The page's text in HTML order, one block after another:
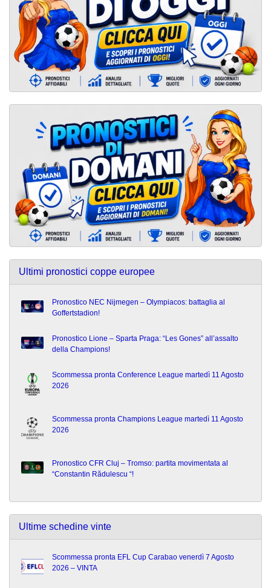
Ultimi pronostici coppe europee
Pronostico NEC Nijmegen – Olympiacos: battaglia al
Goffertstadion!
Pronostico Lione – Sparta Praga: “Les Gones” all’assalto
della Champions!
Scommessa pronta Conference League martedì 11 Agosto
2026
Scommessa pronta Champions League martedì 11 Agosto
2026
Pronostico CFR Cluj – Tromso: partita movimentata al
“Constantin Rădulescu “!
Ultime schedine vinte
Scommessa pronta EFL Cup Carabao venerdì 7 Agosto
2026 – VINTA